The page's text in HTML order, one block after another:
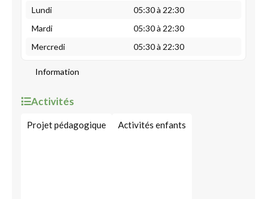
Lundi
05:30 à 22:30
Mardi
05:30 à 22:30
Mercredi
05:30 à 22:30
Information
Activités
Projet pédagogique Activités enfants